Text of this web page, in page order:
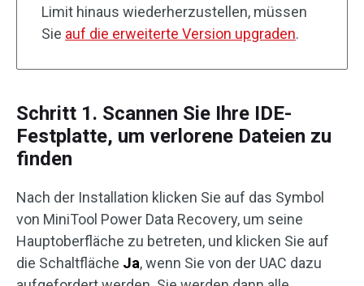
Limit hinaus wiederherzustellen, müssen
Sie auf die erweiterte Version upgraden.
Schritt 1. Scannen Sie Ihre IDE-
Festplatte, um verlorene Dateien zu
finden
Nach der Installation klicken Sie auf das Symbol
von MiniTool Power Data Recovery, um seine
Hauptoberfläche zu betreten, und klicken Sie auf
die Schaltfläche Ja, wenn Sie von der UAC dazu